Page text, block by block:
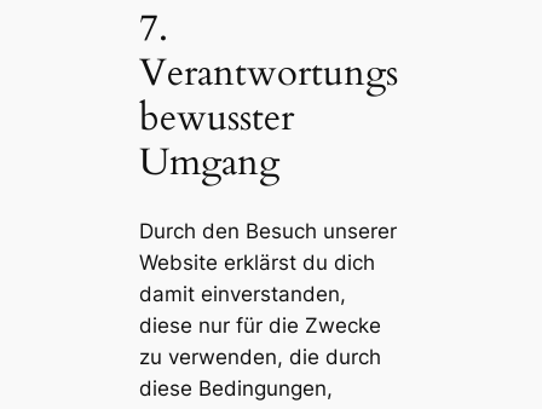
7.
Verantwortungs
bewusster
Umgang
Durch den Besuch unserer
Website erklärst du dich
damit einverstanden,
diese nur für die Zwecke
zu verwenden, die durch
diese Bedingungen,